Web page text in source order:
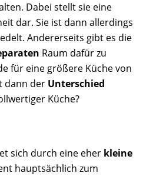
Dabei stellt sie eine
dar. Sie ist dann allerdings
Andererseits gibt es die
Raum dafür zu
für eine größere Küche von
dann der Unterschied
Küche?
sich durch eine eher kleine
hauptsächlich zum